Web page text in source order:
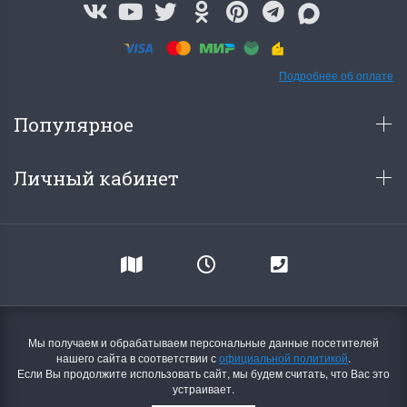
Подробнее об оплате
Популярное
Личный кабинет
Мы получаем и обрабатываем персональные данные посетителей
нашего сайта в соответствии софициальной политикой.
Если Вы продолжите использовать сайт, мы будем считать, что Вас это
устраивает.